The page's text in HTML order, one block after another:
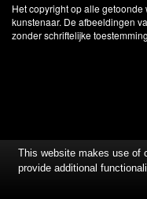
Het copyright op alle
kunstenaar. De afbeeldingen
zonder schriftelijke
This website makes use of
provide additional